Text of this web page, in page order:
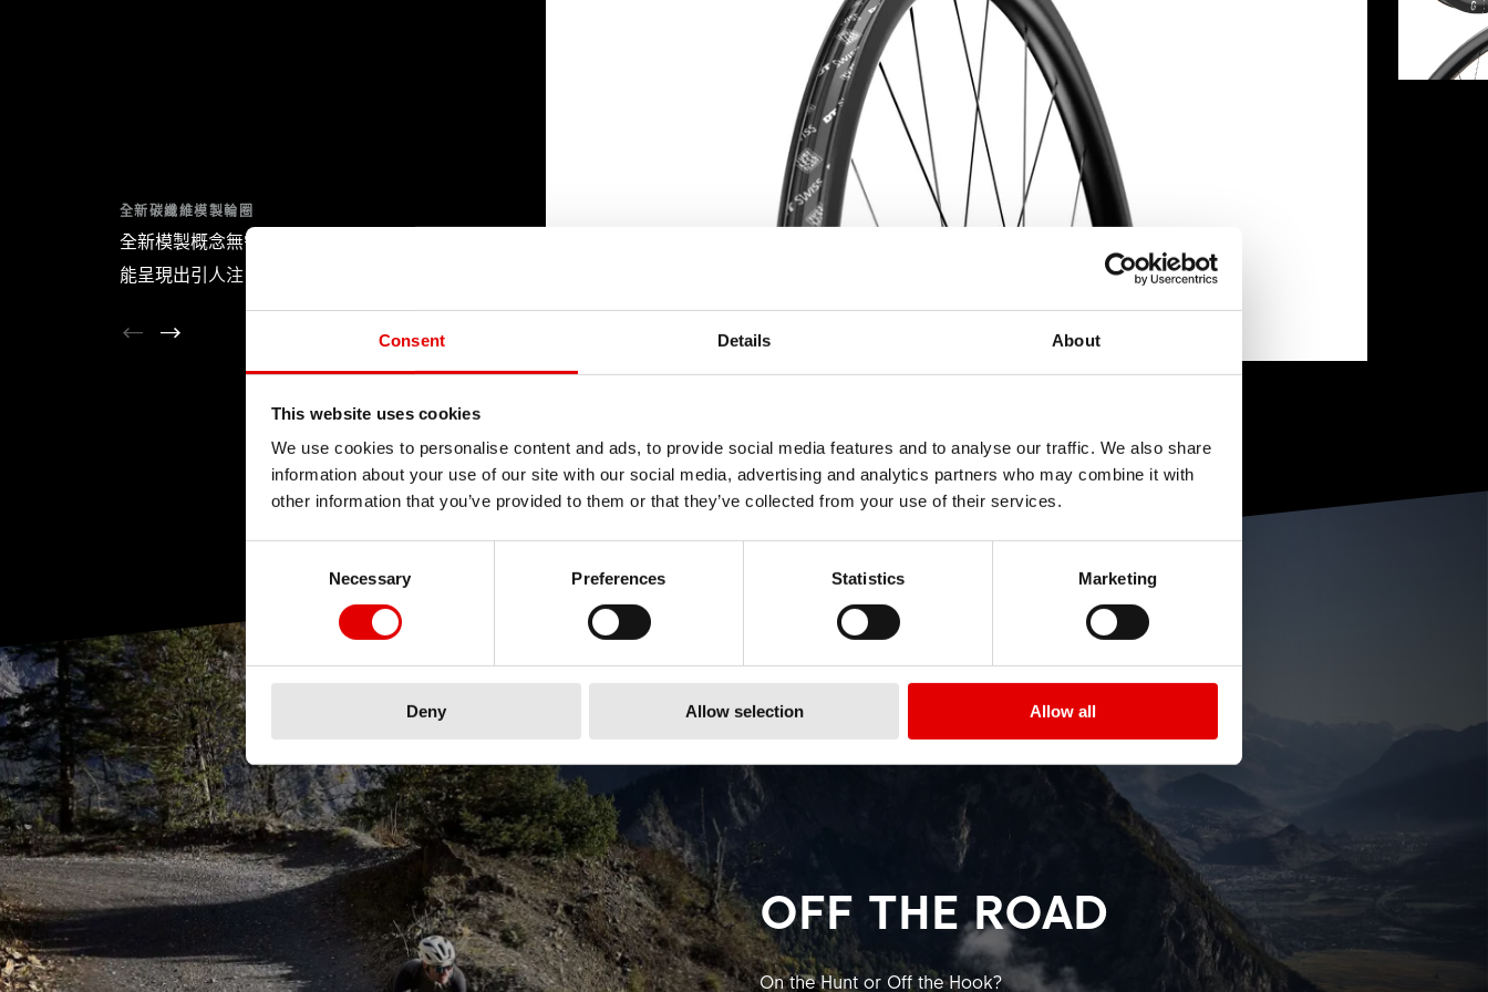
Consent Details About
This website uses cookies
We use cookies to personalise content and ads, to provide social media features and to analyse our traffic. We also share
information about your use of our site with our social media, advertising and analytics partners who may combine it with
other information that you’ve provided to them or that they’ve collected from your use of their services.
Necessary
Preferences Statistics Marketing
Deny Allow selection Allow all
全新碳纖維模製輪圈
全新模製概念無需最終的塗層，節省重量的同時又
能呈現出引人注目的外觀效果。
OFF THE ROAD
On the Hunt or Off the Hook?